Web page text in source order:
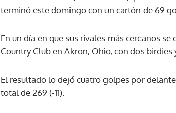
terminó este domingo con un cartón de 69
En un día en que sus rivales más cercanos
Country Club en Akron, Ohio, con dos
El resultado lo dejó cuatro golpes por
total de 269 (-11).